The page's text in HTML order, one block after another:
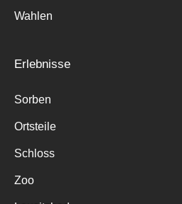
Wahlen
Erlebnisse
Sorben
Ortsteile
Schloss
Zoo